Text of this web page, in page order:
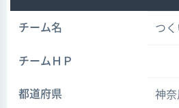
チーム名 つく
チームＨＰ
都道府県 神奈